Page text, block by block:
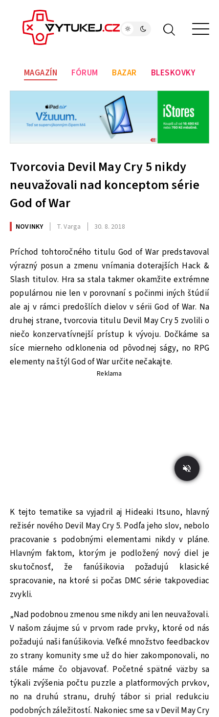
MAGAZÍN FÓRUM BAZAR BLESKOVKY
Tvorcovia Devil May Cry 5 nikdy
neuvažovali nad konceptom série
God of War
NOVINKY T. Varga 30. 8. 2018
Príchod tohtoročného titulu God of War predstavoval
výrazný posun a zmenu vnímania doterajších Hack &
Slash titulov. Hra sa stala takmer okamžite extrémne
populárnou nie len v porovnaní s počinmi iných štúdií
ale aj v rámci predošlích dielov v sérii God of War. Na
druhej strane, tvorcovia titulu Devil May Cry 5 zvolili o
niečo konzervatívnejší prístup k vývoju. Dočkáme sa
síce mierneho odklonenia od pôvodnej ságy, no RPG
elementy na štýl God of War určite nečakajte.
Reklama
K tejto tematike sa vyjadril aj Hideaki Itsuno, hlavný
režisér nového Devil May Cry 5. Podľa jeho slov, nebolo
pracovanie s podobnými elementami nikdy v pláne.
Hlavným faktom, ktorým je podložený nový diel je
skutočnosť, že fanúšikovia požadujú klasické
spracovanie, na ktoré si počas DMC série takpovediac
zvykli.
„Nad podobnou zmenou sme nikdy ani len neuvažovali.
V našom záujme sú v prvom rade prvky, ktoré od nás
požadujú naši fanúšikovia. Veľké množstvo feedbackov
zo strany komunity sme už do hier zakomponovali, no
stále máme čo objavovať. Početné spätné väzby sa
týkali zvýšenia počtu puzzle a platformových prvkov,
no na druhú stranu, druhý tábor si prial redukciu
podobných záležitostí. Nakoniec sme sa v Devil May Cry